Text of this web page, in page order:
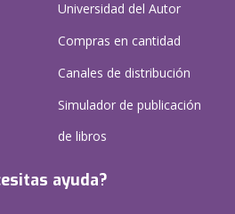
Universidad del Autor
Compras en cantidad
Canales de distribución
Simulador de publicación
de libros
ayuda?